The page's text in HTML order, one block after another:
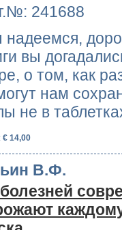
241688
вы
о том, как
нам
не в
: € 14,00
В.Ф.